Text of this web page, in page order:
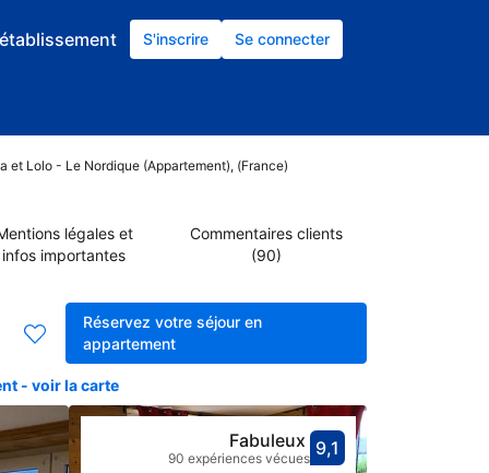
S'inscrire Se connecter
et Lolo - Le Nordique (Appartement), (France)
légales et
infos importantes
Commentaires clients
(90)
Réservez votre séjour en
appartement
- voir la carte
Avec une
9,1 fabuleux
Fabuleux
90 expériences vécues